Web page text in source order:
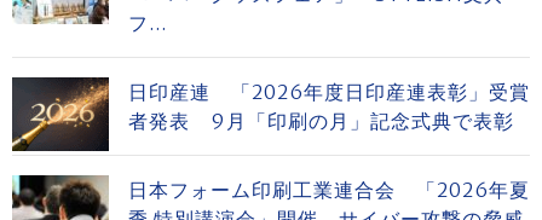
フ...
日印産連 「2026年度日印産連表彰」受賞
者発表 9月「印刷の月」記念式典で表彰
日本フォーム印刷工業連合会 「2026年夏